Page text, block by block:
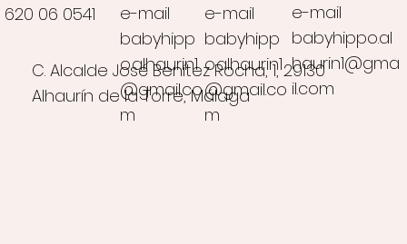
e-mail
babyhipp
o.alhaurin1
@gmail.co
m
620 06 0541
e-mail
babyhippo.al
haurin1@gma
il.com
C. Alcalde José Benítez Rocha, 1, 29130
Alhaurín de la Torre, Málaga
e-mail
babyhipp
o.alhaurin1
@gmail.co
m